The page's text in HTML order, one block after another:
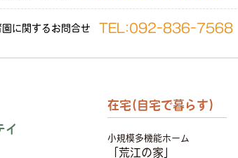
園に関するお問合せ TEL:092-836-7568
イ
在宅(自宅で暮らす)
小規模多機能ホーム
「荒江の家」